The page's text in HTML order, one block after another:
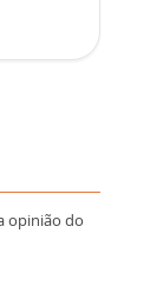
opinião do